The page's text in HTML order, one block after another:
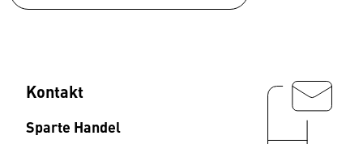
Kontakt
Sparte Handel